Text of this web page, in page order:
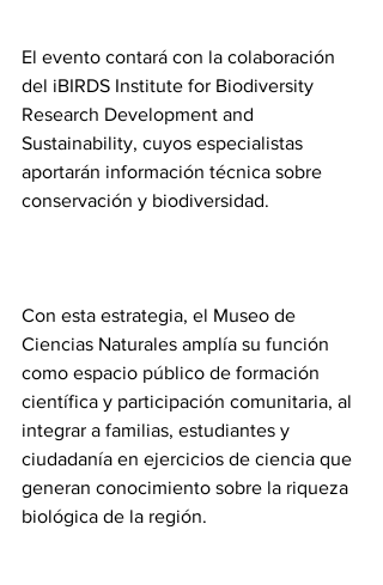
El evento contará con la colaboración
del iBIRDS Institute for Biodiversity
Research Development and
Sustainability, cuyos especialistas
aportarán información técnica sobre
conservación y biodiversidad.
Con esta estrategia, el Museo de
Ciencias Naturales amplía su función
como espacio público de formación
científica y participación comunitaria, al
integrar a familias, estudiantes y
ciudadanía en ejercicios de ciencia que
generan conocimiento sobre la riqueza
biológica de la región.